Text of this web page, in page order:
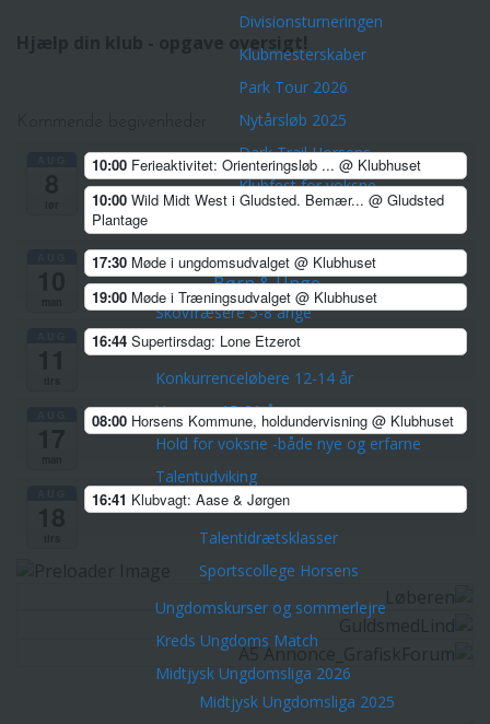
Divisionsturneringen
Klubmesterskaber
Park Tour 2026
Nytårsløb 2025
Dark Trail Horsens
Klubfest for voksne
Veteranerne
Børn & Unge
Skovfræsere 5-8 årige
Stifindere 9-11 år
Konkurrenceløbere 12-14 år
Unge ca. 15-21 år
Hold for voksne -både nye og erfarne
Talentudviking
TalentCenter Midt
Talentidrætsklasser
Sportscollege Horsens
Ungdomskurser og sommerlejre
Kreds Ungdoms Match
Midtjysk Ungdomsliga 2026
Midtjysk Ungdomsliga 2025
Hjælp din klub - opgave oversigt!
10:00 Ferieaktivitet: Orienteringsløb ... @ Klubhuset
10:00 Wild Midt West i Gludsted. Bemær... @ Gludsted
Plantage
17:30 Møde i ungdomsudvalget @ Klubhuset
19:00 Møde i Træningsudvalget @ Klubhuset
16:44 Supertirsdag: Lone Etzerot
08:00 Horsens Kommune, holdundervisning @ Klubhuset
16:41 Klubvagt: Aase & Jørgen